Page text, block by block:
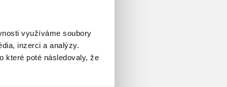
využíváme soubory
inzerci a analýzy.
které poté následovaly, že
B4U Publishing,
Albatros. Je autorkou
vyšly v řadě zemí světa.